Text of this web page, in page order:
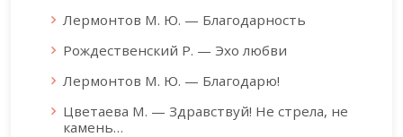
Лермонтов М. Ю. — Благодарность
Рождественский Р. — Эхо любви
Лермонтов М. Ю. — Благодарю!
Цветаева М. — Здравствуй! Не стрела, не
камень…